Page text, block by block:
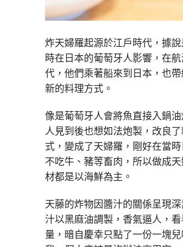
炸天婦羅起源於江戶時代，據
時在日本的葡萄牙人影響，在
代，他們乘著船來到日本，也
新的料理方式。
像是葡萄牙人會將魚直接入鍋
人見到後也想如法炮製，改良
式，變成了天婦羅，剛好在當
不吃牛、豬等畜肉，所以做成
材都是以海鮮為主。
天藤的炸物因醬汁的關係呈現
汁以黑麻油調製，香氣逼人，
量，暗自慶幸只點了一份一塊